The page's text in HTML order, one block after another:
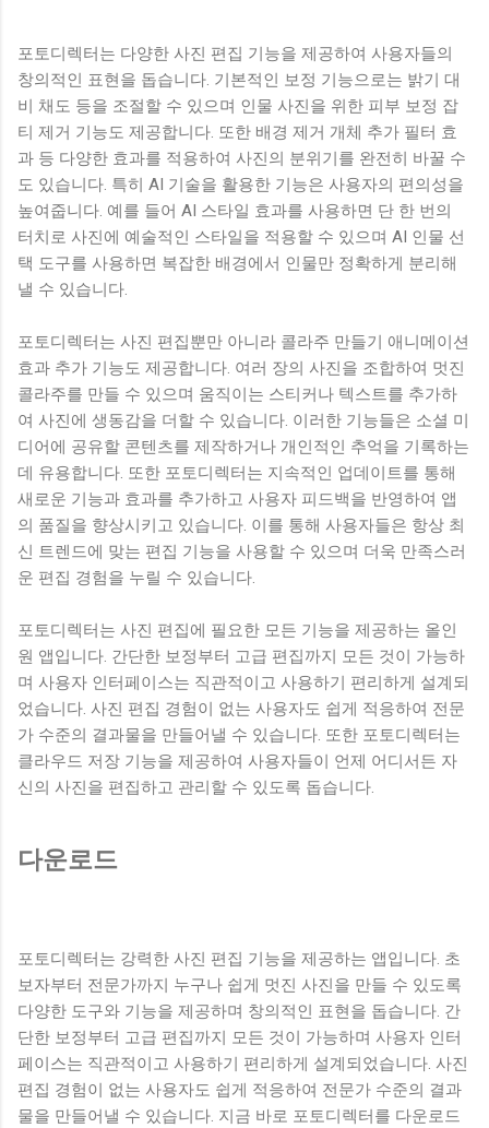
포토디렉터는 다양한 사진 편집 기능을 제공하여 사용자들의
창의적인 표현을 돕습니다. 기본적인 보정 기능으로는 밝기 대
비 채도 등을 조절할 수 있으며 인물 사진을 위한 피부 보정 잡
티 제거 기능도 제공합니다. 또한 배경 제거 개체 추가 필터 효
과 등 다양한 효과를 적용하여 사진의 분위기를 완전히 바꿀 수
도 있습니다. 특히 AI 기술을 활용한 기능은 사용자의 편의성을
높여줍니다. 예를 들어 AI 스타일 효과를 사용하면 단 한 번의
터치로 사진에 예술적인 스타일을 적용할 수 있으며 AI 인물 선
택 도구를 사용하면 복잡한 배경에서 인물만 정확하게 분리해
낼 수 있습니다.
포토디렉터는 사진 편집뿐만 아니라 콜라주 만들기 애니메이션
효과 추가 기능도 제공합니다. 여러 장의 사진을 조합하여 멋진
콜라주를 만들 수 있으며 움직이는 스티커나 텍스트를 추가하
여 사진에 생동감을 더할 수 있습니다. 이러한 기능들은 소셜 미
디어에 공유할 콘텐츠를 제작하거나 개인적인 추억을 기록하는
데 유용합니다. 또한 포토디렉터는 지속적인 업데이트를 통해
새로운 기능과 효과를 추가하고 사용자 피드백을 반영하여 앱
의 품질을 향상시키고 있습니다. 이를 통해 사용자들은 항상 최
신 트렌드에 맞는 편집 기능을 사용할 수 있으며 더욱 만족스러
운 편집 경험을 누릴 수 있습니다.
포토디렉터는 사진 편집에 필요한 모든 기능을 제공하는 올인
원 앱입니다. 간단한 보정부터 고급 편집까지 모든 것이 가능하
며 사용자 인터페이스는 직관적이고 사용하기 편리하게 설계되
었습니다. 사진 편집 경험이 없는 사용자도 쉽게 적응하여 전문
가 수준의 결과물을 만들어낼 수 있습니다. 또한 포토디렉터는
클라우드 저장 기능을 제공하여 사용자들이 언제 어디서든 자
신의 사진을 편집하고 관리할 수 있도록 돕습니다.
다운로드
포토디렉터는 강력한 사진 편집 기능을 제공하는 앱입니다. 초
보자부터 전문가까지 누구나 쉽게 멋진 사진을 만들 수 있도록
다양한 도구와 기능을 제공하며 창의적인 표현을 돕습니다. 간
단한 보정부터 고급 편집까지 모든 것이 가능하며 사용자 인터
페이스는 직관적이고 사용하기 편리하게 설계되었습니다. 사진
편집 경험이 없는 사용자도 쉽게 적응하여 전문가 수준의 결과
물을 만들어낼 수 있습니다. 지금 바로 포토디렉터를 다운로드